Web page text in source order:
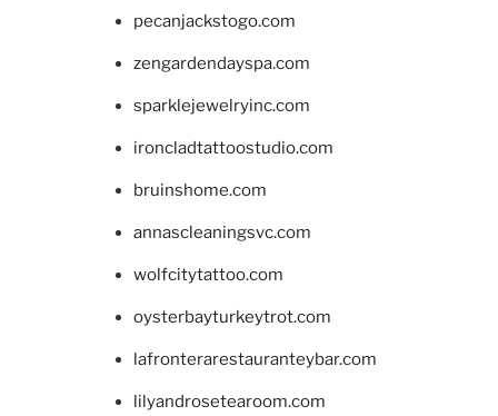
pecanjackstogo.com
zengardendayspa.com
sparklejewelryinc.com
ironcladtattoostudio.com
bruinshome.com
annascleaningsvc.com
wolfcitytattoo.com
oysterbayturkeytrot.com
lafronterarestauranteybar.com
lilyandrosetearoom.com